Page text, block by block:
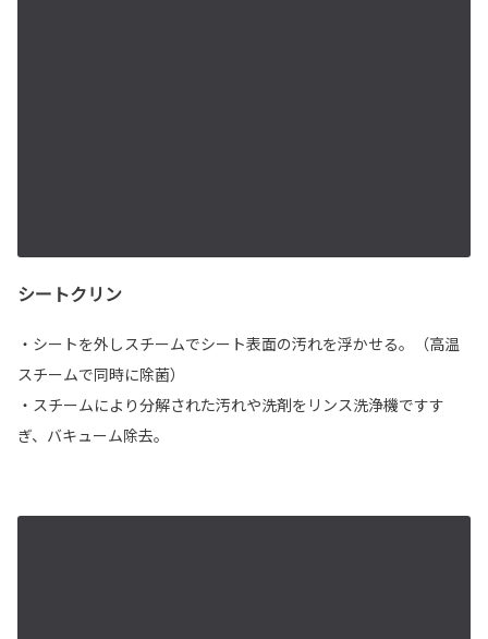
シートクリン
・シートを外しスチームでシート表面の汚れを浮かせる。（高温
スチームで同時に除菌）
・スチームにより分解された汚れや洗剤をリンス洗浄機ですす
ぎ、バキューム除去。